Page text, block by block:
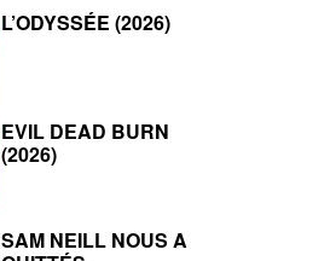
L’ODYSSÉE (2026)
EVIL DEAD BURN
(2026)
SAM NEILL NOUS A